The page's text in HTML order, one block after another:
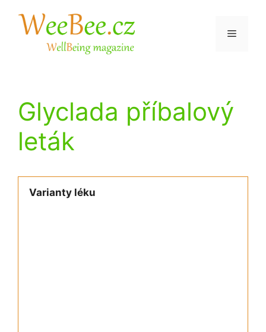
obsah
Menu
Glyclada příbalový
leták
Varianty léku